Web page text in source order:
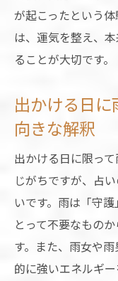
が起こったという
は、運気を整え、
ることが大切です。
出かける日
向きな解釈
出かける日に限っ
じがちですが、占
いです。雨は「守
とって不要なもの
す。また、雨女や
的に強いエネルギ